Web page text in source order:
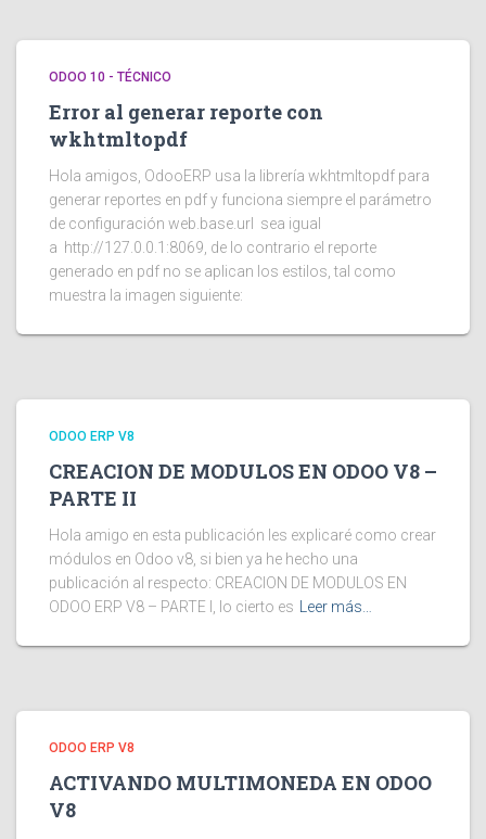
ODOO 10 - TÉCNICO
Error al generar reporte con
wkhtmltopdf
Hola amigos, OdooERP usa la librería wkhtmltopdf para
generar reportes en pdf y funciona siempre el parámetro
de configuración web.base.url sea igual
a http://127.0.0.1:8069, de lo contrario el reporte
generado en pdf no se aplican los estilos, tal como
muestra la imagen siguiente:
ODOO ERP V8
CREACION DE MODULOS EN ODOO V8 –
PARTE II
Hola amigo en esta publicación les explicaré como crear
módulos en Odoo v8, si bien ya he hecho una
publicación al respecto: CREACION DE MODULOS EN
ODOO ERP V8 – PARTE I, lo cierto es Leer más…
ODOO ERP V8
ACTIVANDO MULTIMONEDA EN ODOO
V8